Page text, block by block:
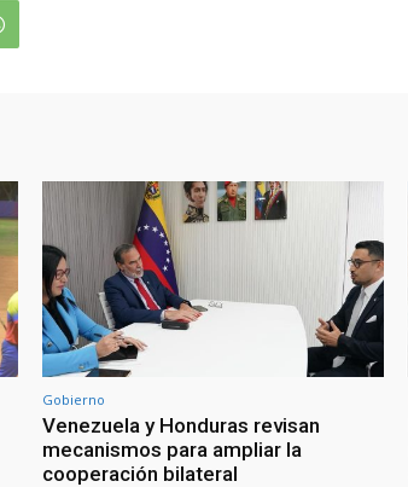
Gobierno
Venezuela y Honduras revisan
mecanismos para ampliar la
cooperación bilateral